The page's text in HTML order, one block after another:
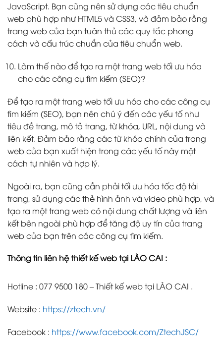
JavaScript. Bạn cũng nên sử dụng các tiêu chuẩn
web phù hợp như HTML5 và CSS3, và đảm bảo rằng
trang web của bạn tuân thủ các quy tắc phong
cách và cấu trúc chuẩn của tiêu chuẩn web.
Làm thế nào để tạo ra một trang web tối ưu hóa
cho các công cụ tìm kiếm (SEO)?
Để tạo ra một trang web tối ưu hóa cho các công cụ
tìm kiếm (SEO), bạn nên chú ý đến các yếu tố như
tiêu đề trang, mô tả trang, từ khóa, URL, nội dung và
liên kết. Đảm bảo rằng các từ khóa chính của trang
web của bạn xuất hiện trong các yếu tố này một
cách tự nhiên và hợp lý.
Ngoài ra, bạn cũng cần phải tối ưu hóa tốc độ tải
trang, sử dụng các thẻ hình ảnh và video phù hợp, và
tạo ra một trang web có nội dung chất lượng và liên
kết bên ngoài phù hợp để tăng độ uy tín của trang
web của bạn trên các công cụ tìm kiếm.
Thông tin liên hệ thiết kế web tại LÀO CAI :
Hotline : 077 9500 180 – Thiết kế web tại LÀO CAI .
Website : https://ztech.vn/
Facebook : https://www.facebook.com/ZtechJSC/